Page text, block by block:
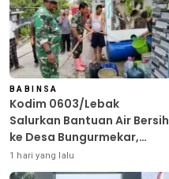
BABINSA
Kodim 0603/Lebak
Salurkan Bantuan Air Bersih
ke Desa Bungurmekar,
Ringankan Beban Warga
Terdampak Kemarau
1 hari yang lalu